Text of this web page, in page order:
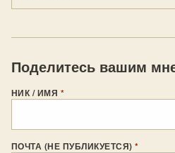
Поделитесь вашим
НИК / ИМЯ *
ПОЧТА (НЕ ПУБЛИКУЕТСЯ)*